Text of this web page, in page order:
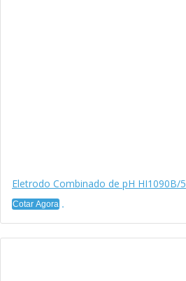
Eletrodo Combinado de pH HI1090B/5
Cotar Agora